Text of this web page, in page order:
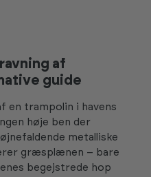
af
guide
en trampolin i havens
høje ben der
metalliske
græsplænen – bare
begejstrede hop